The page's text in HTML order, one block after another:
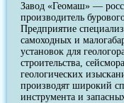
Завод «Геомаш» —
производитель
Предприятие
самоходных и
установок для
строительства,
геологических
производят широкий
инструмента и